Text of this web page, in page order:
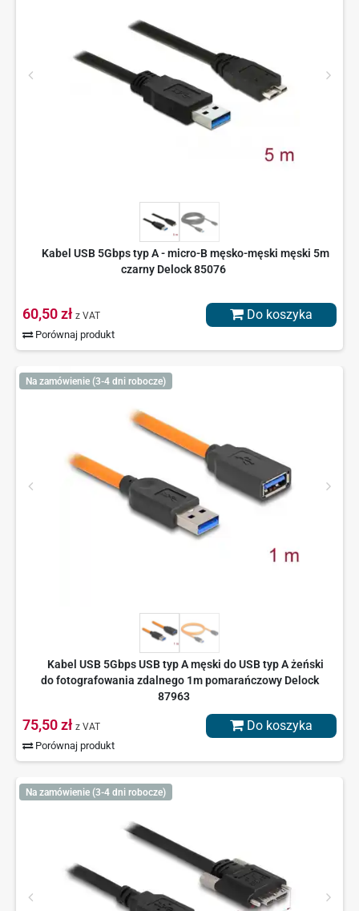
Kabel USB 5Gbps typ A - micro-B męsko-męski męski 5m
czarny Delock 85076
60,50 zł z VAT
Porównaj produkt
Do koszyka
Na zamówienie (3-4 dni robocze)
Kabel USB 5Gbps USB typ A męski do USB typ A żeński
do fotografowania zdalnego 1m pomarańczowy Delock
87963
75,50 zł z VAT
Porównaj produkt
Do koszyka
Na zamówienie (3-4 dni robocze)